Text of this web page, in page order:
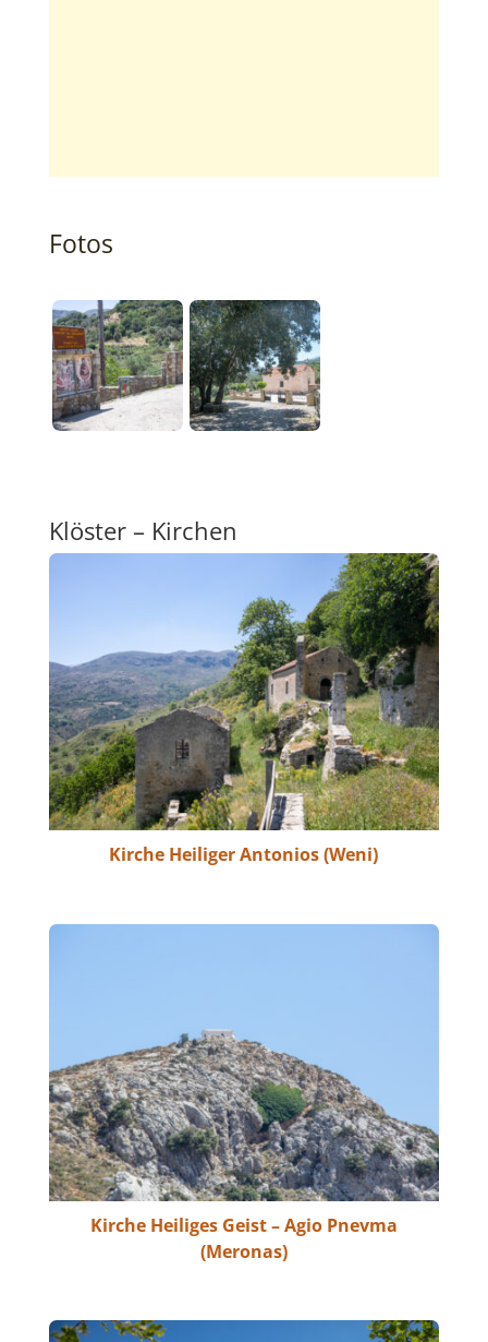
Fotos
Klöster – Kirchen
Kirche Heiliger Antonios (Weni)
Kirche Heiliges Geist – Agio Pnevma
(Meronas)